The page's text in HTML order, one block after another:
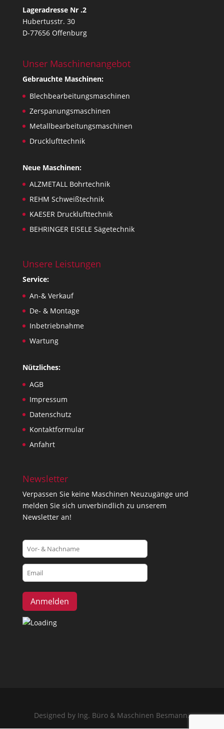
Lageradresse Nr .2
Hubertusstr. 30
D-77656 Offenburg
Unser Maschinenangebot
Gebrauchte Maschinen:
Blechbearbeitungsmaschinen
Zerspanungsmaschinen
Metallbearbeitungsmaschinen
Drucklufttechnik
Neue Maschinen:
ALZMETALL Bohrtechnik
REHM Schweißtechnik
KAESER Drucklufttechnik
BEHRINGER EISELE Sägetechnik
Unsere Leistungen
Service:
An-& Verkauf
De- & Montage
Inbetriebnahme
Wartung
Nützliches:
AGB
Impressum
Datenschutz
Kontaktformular
Anfahrt
Newsletter
Verpassen Sie keine Maschinen Neuzugänge und
melden Sie sich unverbindlich zu unserem
Newsletter an!
Designed by Ing. Büro & Maschinen Besmann.